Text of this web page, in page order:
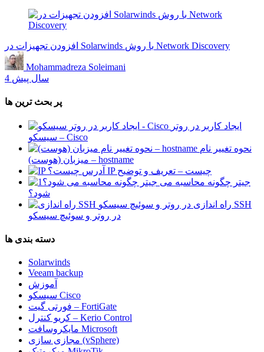
افزودن تجهیزات در Solarwinds با روش Network Discovery
Mohammadreza Soleimani
4 سال پیش
پر بحث ترین ها
ایجاد کاربر در روتر
سیسکو – Cisco
نحوه تغییر نام
میزبان (هوست) – hostname
آدرس IP چیست – تعریف و توضیح
جیتر چگونه محاسبه می
شود؟
راه اندازی SSH
در روتر و سوئیچ سیسکو
دسته بندی ها
Solarwinds
Veeam backup
آموزش
سیسکو Cisco
فورتی گیت – FortiGate
کریو کنترل – Kerio Control
مایکروسافت Microsoft
مجازی سازی (vSphere)